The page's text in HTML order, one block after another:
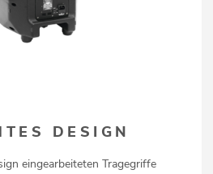
DESIGN
eingearbeiteten Tragegriffe